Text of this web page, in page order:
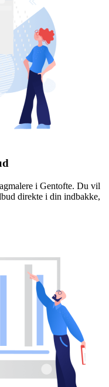
i Gentofte. Du vil
direkte i din indbakke,